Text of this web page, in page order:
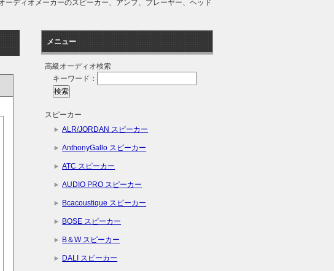
ディオメーカーのスピーカー、アンプ、プレーヤー、ヘッド
メニュー
高級オーディオ検索
キーワード：
スピーカー
ALR/JORDAN スピーカー
AnthonyGallo スピーカー
ATC スピーカー
AUDIO PRO スピーカー
Bcacoustique スピーカー
BOSE スピーカー
B＆W スピーカー
DALI スピーカー